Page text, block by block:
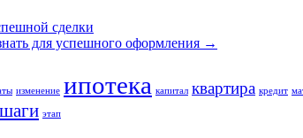
сделки
для успешного оформления →
изменение ипотека капитал квартира кредит
шаги этап